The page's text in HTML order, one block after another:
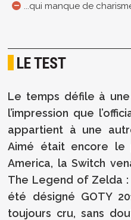
...qui manque de
LE TEST
Le temps défile à
l’impression que
appartient à une
Aimé était encore
America, la Switch
The Legend of Zelda
été désigné GOTY
toujours cru, sans